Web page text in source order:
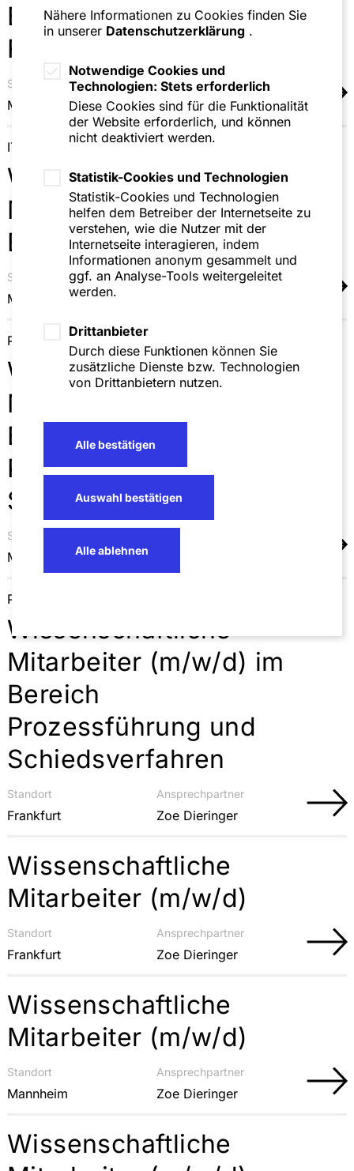
Nähere Informationen zu Cookies finden Sie
in unserer Datenschutzerklärung .
Notwendige Cookies und
Technologien: Stets erforderlich
Diese Cookies sind für die Funktionalität
der Website erforderlich, und können
nicht deaktiviert werden.
Statistik-Cookies und Technologien
Statistik-Cookies und Technologien
helfen dem Betreiber der Internetseite zu
verstehen, wie die Nutzer mit der
Internetseite interagieren, indem
Informationen anonym gesammelt und
ggf. an Analyse-Tools weitergeleitet
werden.
Drittanbieter
Durch diese Funktionen können Sie
zusätzliche Dienste bzw. Technologien
von Drittanbietern nutzen.
Alle bestätigen
Auswahl bestätigen
Alle ablehnen
Bereich Gewerblicher
Rechtsschutz
Standort
Mannheim
Ansprechpartner
André Piehozki
IT-Recht
Wissenschaftliche
Mitarbeiter (m/w/d) im
Bereich IT-Recht
Standort
Mannheim
Ansprechpartner
Prozessführung und Schiedsverfahren
Wissenschaftliche
Mitarbeiter (m/w/d) im
Bereich
Prozessführung und
Schiedsverfahren
Standort
Mannheim
Prozessführung und Schiedsverfahren
Wissenschaftliche
Mitarbeiter (m/w/d) im
Bereich
Prozessführung und
Schiedsverfahren
Standort
Frankfurt
Ansprechpartner
Zoe Dieringer
Wissenschaftliche
Mitarbeiter (m/w/d)
Standort
Frankfurt
Ansprechpartner
Zoe Dieringer
Wissenschaftliche
Mitarbeiter (m/w/d)
Standort
Mannheim
Ansprechpartner
Zoe Dieringer
Wissenschaftliche